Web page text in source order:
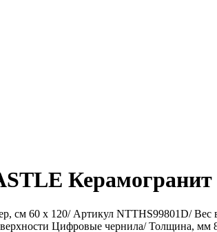
см 60 x 120/ Артикул NTTHS99801D/ Вес
Цифровые чернила/ Толщина, мм